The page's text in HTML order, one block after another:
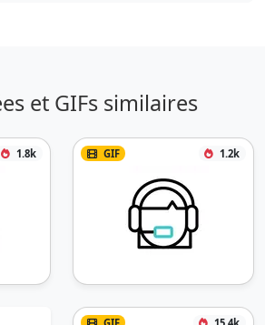
et GIFs similaires
1.8k GIF 1.2k